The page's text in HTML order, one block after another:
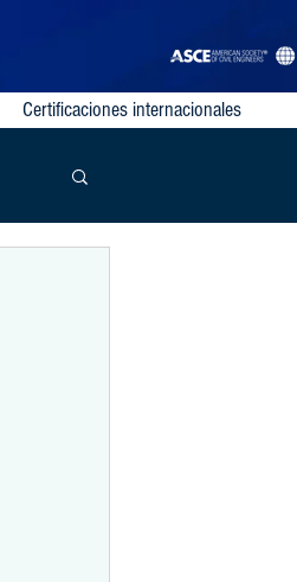
Certificaciones internacionales